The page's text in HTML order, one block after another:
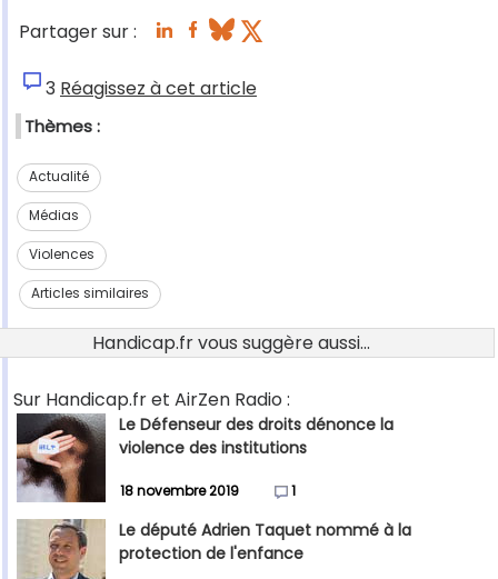
Partager sur :
3 Réagissez à cet article
Thèmes :
Actualité
Médias
Violences
Articles similaires
Handicap.fr vous suggère aussi...
Sur Handicap.fr et AirZen Radio :
Le Défenseur des droits dénonce la
violence des institutions
18 novembre 2019 1
Le député Adrien Taquet nommé à la
protection de l'enfance